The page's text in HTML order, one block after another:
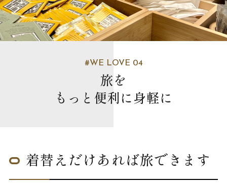
#WE LOVE 04
旅を
もっと便利に身軽に
着替えだけあれば旅できます